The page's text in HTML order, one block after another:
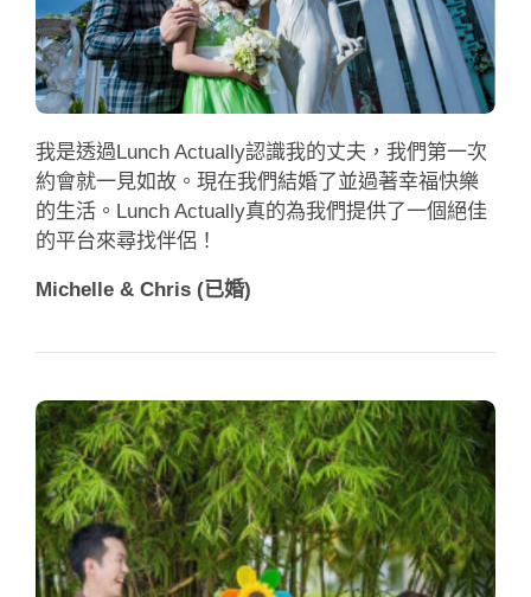
我是透過Lunch Actually認識我的丈夫，我們第一次
約會就一見如故。現在我們結婚了並過著幸福快樂
的生活。Lunch Actually真的為我們提供了一個絕佳
的平台來尋找伴侶！
Michelle & Chris (已婚)